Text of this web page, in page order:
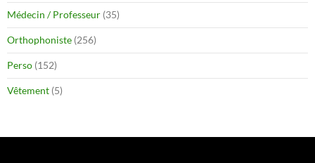
Médecin / Professeur (35)
Orthophoniste (256)
Perso (152)
Vêtement (5)